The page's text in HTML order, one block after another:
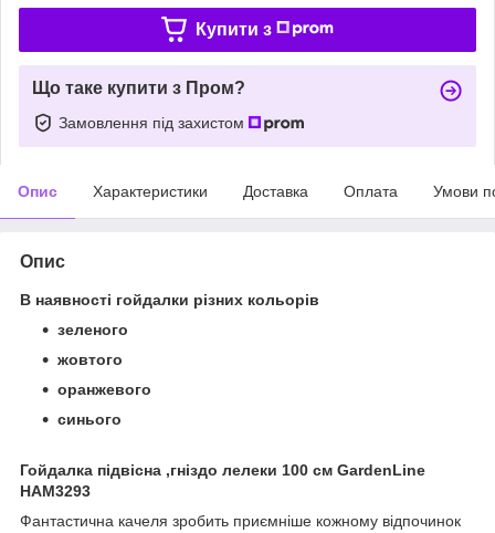
Купити з
Що таке купити з Пром?
Замовлення під захистом
Опис Характеристики Доставка Оплата Умови
Опис
В наявності гойдалки різних кольорів
зеленого
жовтого
оранжевого
синього
Гойдалка підвісна ,гніздо лелеки 100 см GardenLine
HAM3293
Фантастична качеля зробить приємніше кожному відпочинок